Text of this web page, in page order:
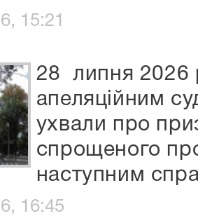
15:21
28 липня 2026
апеляційним
ухвали про
спрощеного
наступним
16:45